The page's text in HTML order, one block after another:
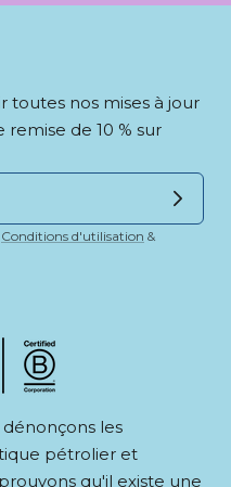
toutes nos mises à jour
de 10 % sur
Conditions d'utilisation &
dénonçons les
pétrolier et
qu'il existe une